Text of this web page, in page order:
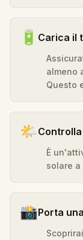
🔋 Carica il
almeno
Questo
🌤️
È
solare
📸Porta